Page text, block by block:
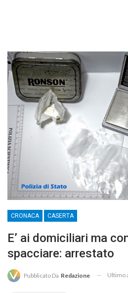
CRONACA CASERTA
E’ ai domiciliari ma
spacciare: arrestato
Pubblicato Da Redazione Ultimo